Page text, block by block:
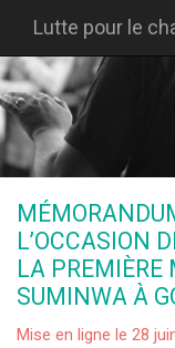
Lutte pour le
L’OCCASION
LA
SUMINWA À
Mise en ligne le 28